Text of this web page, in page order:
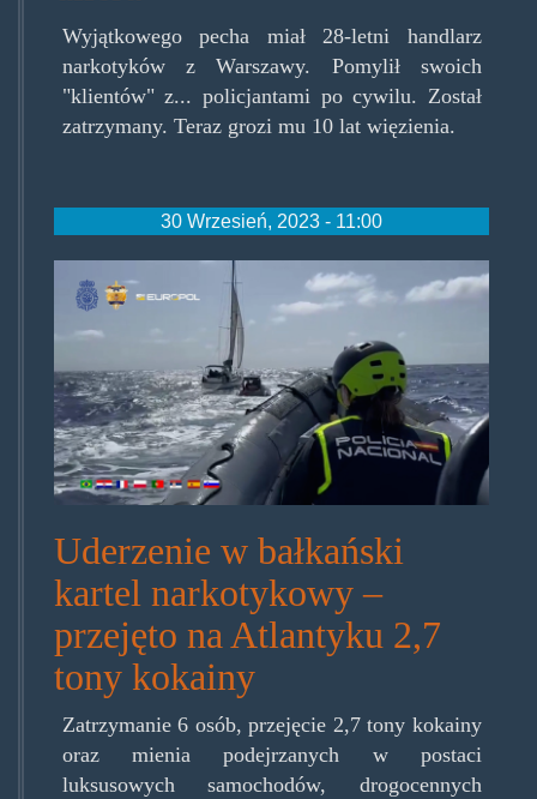
Wyjątkowego pecha miał 28-letni handlarz
narkotyków z Warszawy. Pomylił swoich
"klientów" z... policjantami po cywilu. Został
zatrzymany. Teraz grozi mu 10 lat więzienia.
30 Wrzesień, 2023 - 11:00
policianacional.jpg
Uderzenie w bałkański
kartel narkotykowy –
przejęto na Atlantyku 2,7
tony kokainy
Zatrzymanie 6 osób, przejęcie 2,7 tony kokainy
oraz mienia podejrzanych w postaci
luksusowych samochodów, drogocennych